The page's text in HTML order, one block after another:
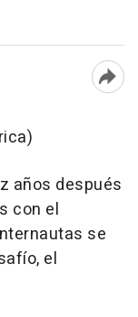
años después
con el
se
el